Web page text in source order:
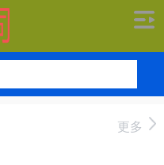
更多